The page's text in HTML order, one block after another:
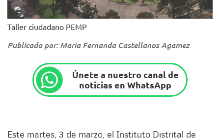
Taller ciudadano PEMP
Publicado por: María Fernanda Castellanos Agamez
Únete a nuestro canal de
noticias en WhatsApp
Este martes, 3 de marzo, el Instituto Distrital de